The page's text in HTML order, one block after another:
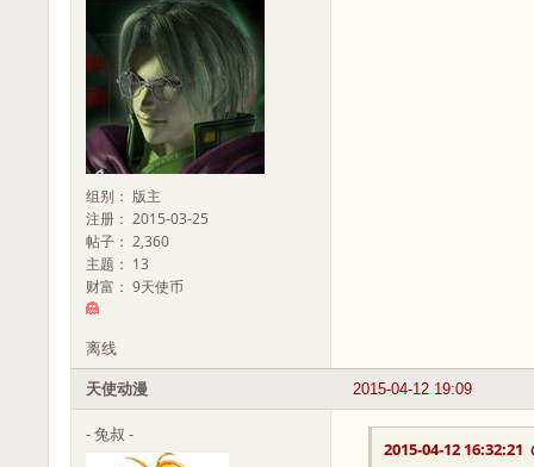
组别： 版主
注册： 2015-03-25
帖子： 2,360
主题： 13
财富： 9天使币
离线
2015-04-12 19:09
天使动漫
- 兔叔 -
2015-04-12 16:32:21